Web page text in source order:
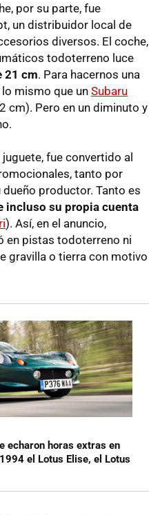
por su parte, fue
un distribuidor local de
diversos. El coche,
todoterreno luce
21 cm. Para hacernos una
mismo que un Subaru
cm). Pero en un diminuto y
fue convertido al
tanto por
productor. Tanto es
incluso su propia cuenta
). Así, en el anuncio,
en pistas todoterreno ni
gravilla o tierra con motivo
echaron horas extras en
el Lotus Elise, el Lotus